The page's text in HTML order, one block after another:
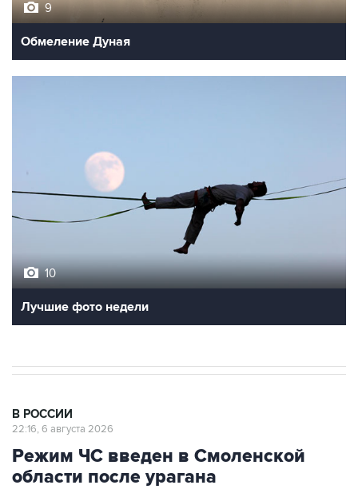
9
Обмеление Дуная
10
Лучшие фото недели
В РОССИИ
22:16, 6 августа 2026
Режим ЧС введен в Смоленской
области после урагана